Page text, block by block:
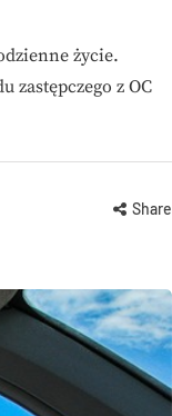
życie.
zastępczego z OC
Share